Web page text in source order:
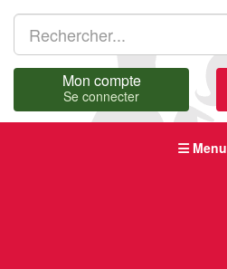
Mon compte
Se connecter
Menu